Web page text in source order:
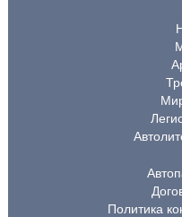
Политика